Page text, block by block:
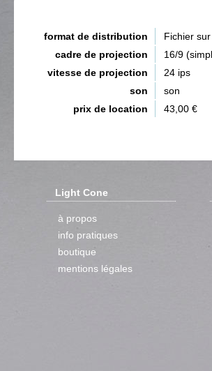
format de distribution
Fichier
cadre de projection
16/9
vitesse de projection
24 ips
son
son
prix de location
43,00 €
Light Cone
à propos
info pratiques
boutique
mentions légales